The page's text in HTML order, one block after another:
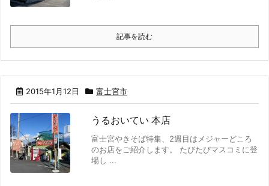
記事を読む
2015年1月12日 富士宮市
うるおいてい 本店
富士宮やきそば特集、2週目はメジャーどころ
のお店をご紹介します。 たびたびマスコミに登
場し ...